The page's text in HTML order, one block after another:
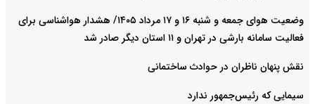
وضعیت هوای جمعه و شنبه ۱۶ و ۱۷ مرداد ۱۴۰۵/ هشدار هواشناسی برای
فعالیت سامانه بارشی در تهران و ۱۱ استان دیگر صادر شد
نقش پنهان ناظران در حوادث ساختمانی
سیمایی که رئیس‌جمهور ندارد